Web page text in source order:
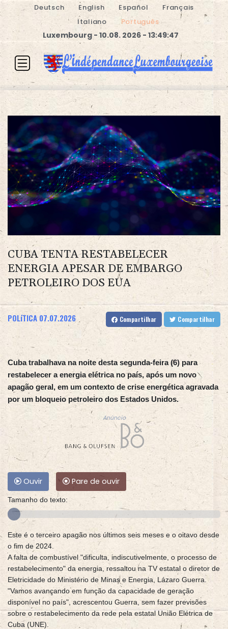
Deutsch English Español
Français
Italiano
Português
Luxembourg - 10.08. 2026 - 13:49:48
CUBA TENTA RESTABELECER
ENERGIA APESAR DE EMBARGO
PETROLEIRO DOS EUA
POLíTICA 07.07.2026 Compartilhar Compartilhar
Cuba trabalhava na noite desta segunda-feira (6) para
restabelecer a energia elétrica no país, após um novo
apagão geral, em um contexto de crise energética agravada
por um bloqueio petroleiro dos Estados Unidos.
Anúncio
Ouvir Pare de ouvir
Tamanho do texto:
Este é o terceiro apagão nos últimos seis meses e o oitavo desde
o fim de 2024.
A falta de combustível "dificulta, indiscutivelmente, o processo de
restabelecimento" da energia, ressaltou na TV estatal o diretor de
Eletricidade do Ministério de Minas e Energia, Lázaro Guerra.
"Vamos avançando em função da capacidade de geração
disponível no país", acrescentou Guerra, sem fazer previsões
sobre o restabelecimento da rede pela estatal União Elétrica de
Cuba (UNE).